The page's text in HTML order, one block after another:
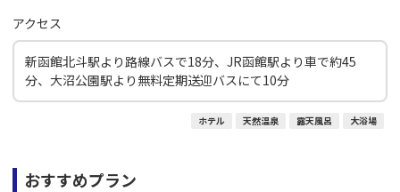
アクセス
新函館北斗駅より路線バスで18分、JR函館駅より車で約45
分、大沼公園駅より無料定期送迎バスにて10分
ホテル 天然温泉 露天風呂 大浴場
おすすめプラン